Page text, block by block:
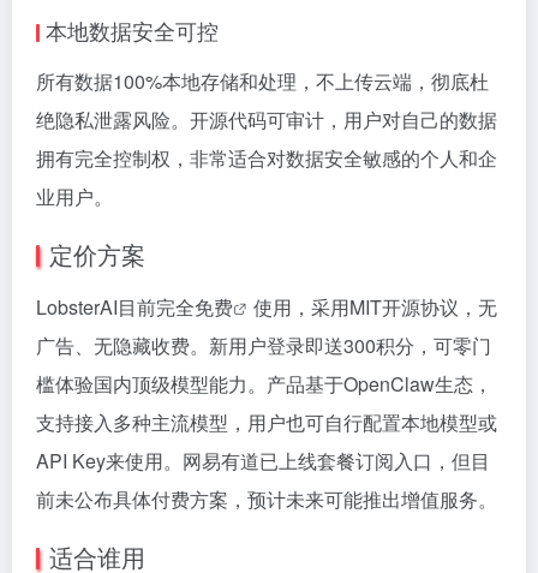
本地数据安全可控
所有数据100%本地存储和处理，不上传云端，彻底杜
绝隐私泄露风险。开源代码可审计，用户对自己的数据
拥有完全控制权，非常适合对数据安全敏感的个人和企
业用户。
定价方案
LobsterAI目前完全免费
使用，采用MIT开源协议，无
广告、无隐藏收费。新用户登录即送300积分，可零门
槛体验国内顶级模型能力。产品基于OpenClaw生态，
支持接入多种主流模型，用户也可自行配置本地模型或
API Key来使用。网易有道已上线套餐订阅入口，但目
前未公布具体付费方案，预计未来可能推出增值服务。
适合谁用